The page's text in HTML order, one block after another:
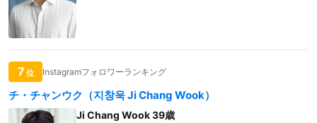
7 位 Instagramフォロワーランキング
チ・チャンウク（지창욱 Ji Chang Wook）
Ji Chang Wook 39歳